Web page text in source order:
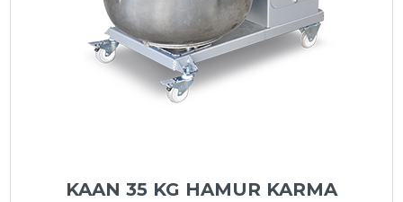
KAAN 35 KG HAMUR KARMA